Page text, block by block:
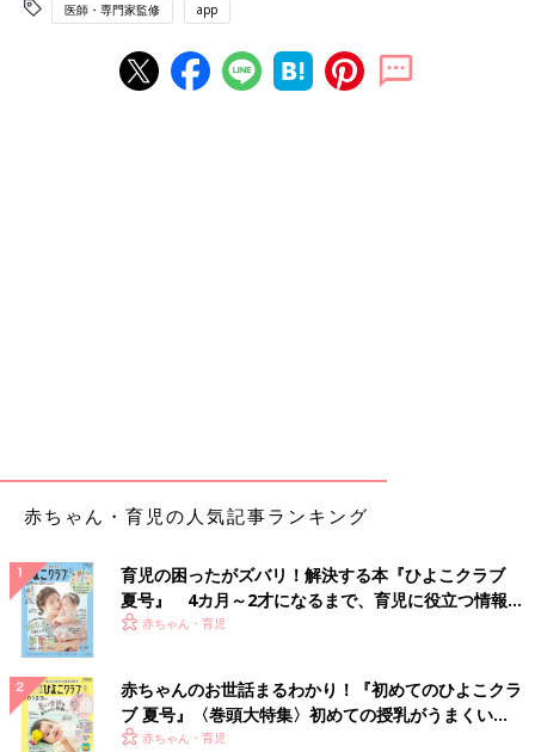
医師・専門家監修 app
赤ちゃん・育児の人気記事ランキング
育児の困ったがズバリ！解決する本『ひよこクラブ
夏号』 4カ月～2才になるまで、育児に役立つ情報が
いっぱい！
赤ちゃん・育児
赤ちゃんのお世話まるわかり！『初めてのひよこクラ
ブ 夏号』〈巻頭大特集〉初めての授乳がうまくい
く！ おっぱい・ミルクの基本と夏のトラブル 解決テ
赤ちゃん・育児